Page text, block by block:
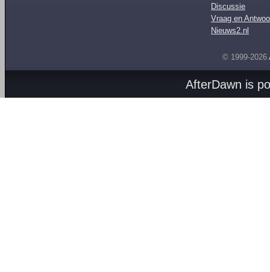
Discussie
Vraag en
Nieuws2.nl
© 1999-2026
AfterDawn is